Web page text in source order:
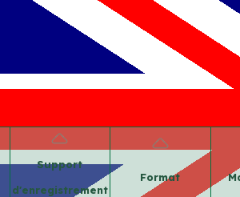
Support
d'enregistrement
Format